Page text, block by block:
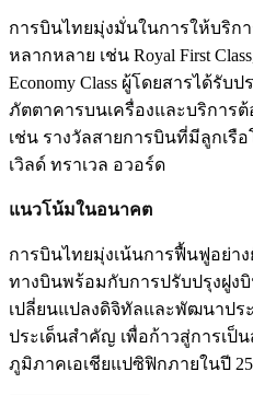
การบินไทยมุ่งมั่นในการให้บริก
หลากหลาย เช่น Royal First
Economy Class ผู้โดยสารได้รับ
ภัตตาคารบนเครื่องและบริการ
เช่น รางวัลสายการบินที่มีลูกเรื
เวิลด์ ทราเวล อวอร์ด
แนวโน้มในอนาคต
การบินไทยมุ่งเน้นการฟื้นฟูอย่า
ทางบินพร้อมกับการปรับปรุงฝูง
เปลี่ยนแปลงดิจิทัลและพัฒนาปร
ประเด็นสำคัญ เพื่อก้าวสู่การเป็
ภูมิภาคเอเชียแปซิฟิกภายในปี